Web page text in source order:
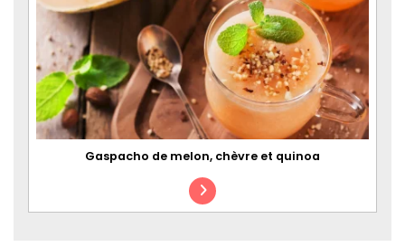
Gaspacho de melon, chèvre et quinoa